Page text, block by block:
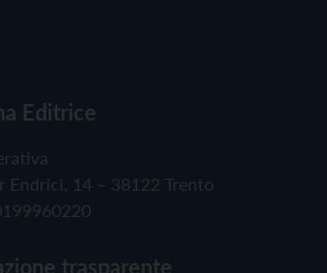
Editrice
Endrici, 14 – 38122 Trento
trasparente